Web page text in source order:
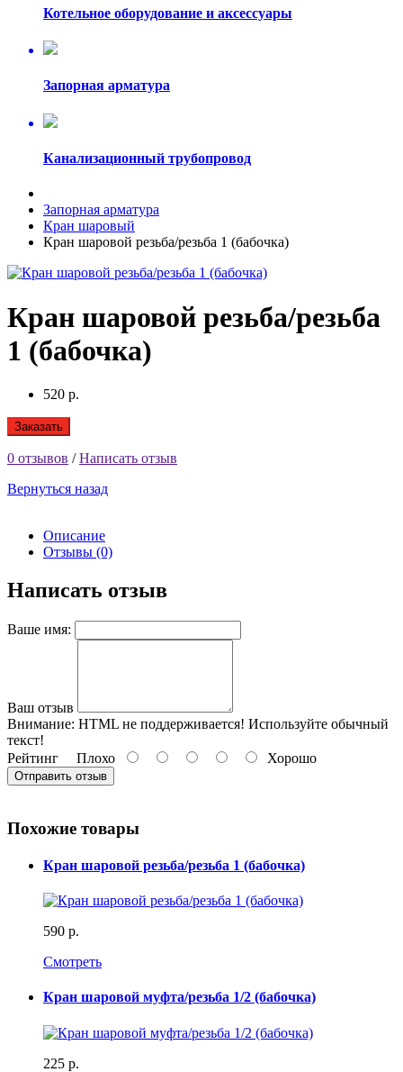
Котельное оборудование и аксессуары
Запорная арматура
Канализационный трубопровод
Запорная арматура
Кран шаровый
Кран шаровой резьба/резьба 1 (бабочка)
Кран шаровой резьба/резьба
1 (бабочка)
520 р.
Заказать
0 отзывов /Написать отзыв
Вернуться назад
Описание
Отзывы (0)
Написать отзыв
Ваше имя:
Ваш отзыв
Внимание: HTML не поддерживается! Используйте обычный
текст!
Рейтинг Плохо Хорошо
Отправить отзыв
Похожие товары
Кран шаровой резьба/резьба 1 (бабочка)
590 р.
Смотреть
Кран шаровой муфта/резьба 1/2 (бабочка)
225 р.